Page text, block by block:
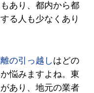
あり、都内から都
る人も少なくあり
の引っ越し はどの
悩みますよね。東
あり、地元の業者